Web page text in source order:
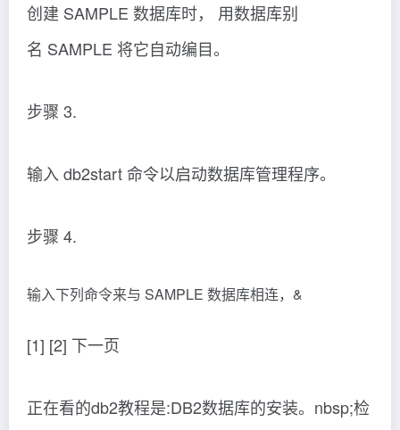
创建 SAMPLE 数据库时， 用数据库别
名 SAMPLE 将它自动编目。
步骤 3.
输入 db2start 命令以启动数据库管理程序。
步骤 4.
输入下列命令来与 SAMPLE 数据库相连，&
[1] [2] 下一页
正在看的db2教程是:DB2数据库的安装。nbsp;检